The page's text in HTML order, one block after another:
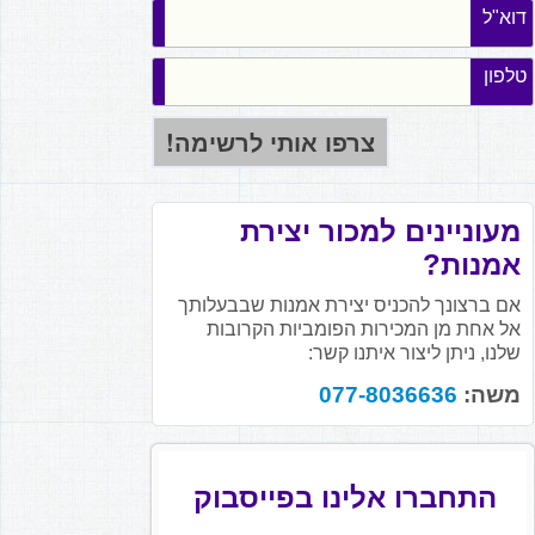
דוא"ל
טלפון
מעוניינים למכור יצירת
אמנות?
אם ברצונך להכניס יצירת אמנות שבבעלותך
אל אחת מן המכירות הפומביות הקרובות
שלנו, ניתן ליצור איתנו קשר:
משה: 077-8036636
התחברו אלינו בפייסבוק